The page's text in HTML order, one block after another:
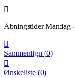

Åbningstider Mandag

Sammenlign (0)

Ønskeliste (0)